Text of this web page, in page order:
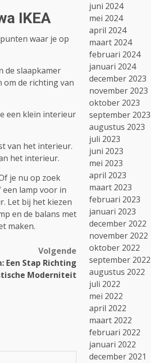
IKEA
waar je op
de slaapkamer
om de richting van
een klein interieur
van het interieur.
het interieur.
je nu op zoek
lamp voor in
Let bij het kiezen
en de balans met
maken.
Volgende
Een Stap Richting
Moderniteit
juni 2024
mei 2024
april 2024
maart 2024
februari 2024
januari 2024
december 2023
november 2023
oktober 2023
september 2023
augustus 2023
juli 2023
juni 2023
mei 2023
april 2023
maart 2023
februari 2023
januari 2023
december 2022
november 2022
oktober 2022
september 2022
augustus 2022
juli 2022
mei 2022
april 2022
maart 2022
februari 2022
januari 2022
december 2021